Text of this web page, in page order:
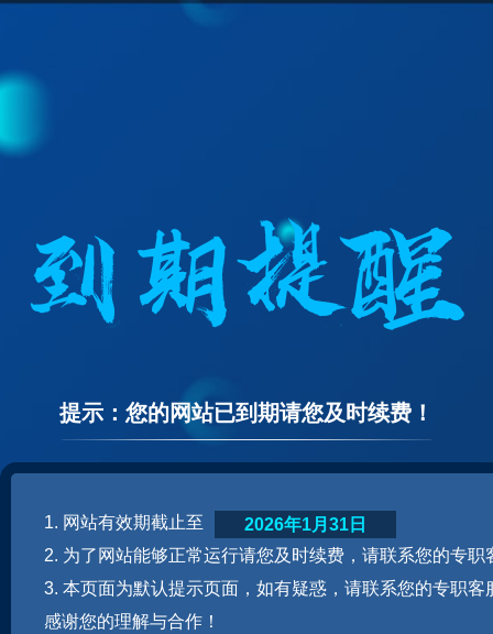
提示：您的网站已到期请您及时续费！
1. 网站有效期截止至
2. 为了网站能够正常运行请您及时续费，请联系您的专职
3. 本页面为默认提示页面，如有疑惑，请联系您的专职客
感谢您的理解与合作！
2026年1月31日